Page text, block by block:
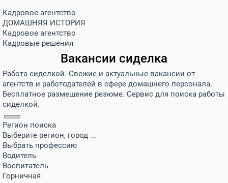
Кадровое агентство
ДОМАШНЯЯ ИСТОРИЯ
Кадровое агентство
Кадровые решения
Вакансии сиделка
Работа сиделкой. Свежие и актуальные вакансии от
агентств и работодателей в сфере домашнего персонала.
Бесплатное размещение резюме. Сервис для поиска работы
сиделкой.
Регион поиска
Выберите регион, город ...
Выбрать профессию
Водитель
Воспитатель
Горничная